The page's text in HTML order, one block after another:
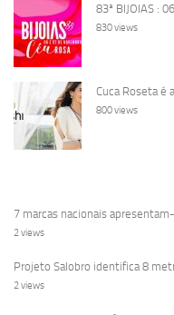
83ª BIJOIAS :
830 views
Cuca Roseta é
800 views
7 marcas nacionais
2 views
Projeto Salobro identifica 8
2 views